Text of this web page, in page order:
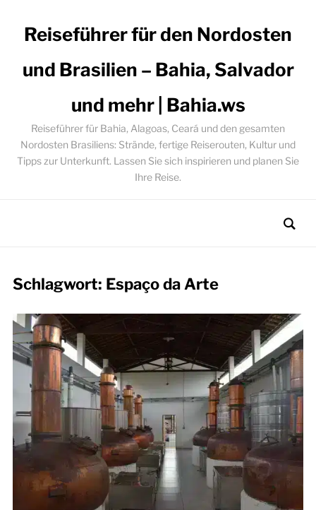
Reiseführer für den Nordosten
und Brasilien – Bahia, Salvador
und mehr | Bahia.ws
Reiseführer für Bahia, Alagoas, Ceará und den gesamten
Nordosten Brasiliens: Strände, fertige Reiserouten, Kultur und
Tipps zur Unterkunft. Lassen Sie sich inspirieren und planen Sie
Ihre Reise.
Schlagwort: Espaço da Arte